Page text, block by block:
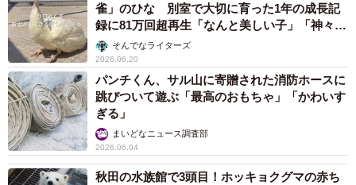
雀」のひな 別室で大切に育った1年の成長記
録に81万回超再生「なんと美しい子」「神々し
い」そんでなライターズ
2026.06.20
パンチくん、サル山に寄贈された消防ホースに
跳びついて遊ぶ「最高のおもちゃ」「かわいす
ぎる」
まいどなニュース調査部
2026.06.04
秋田の水族館で3頭目！ホッキョクグマの赤ち